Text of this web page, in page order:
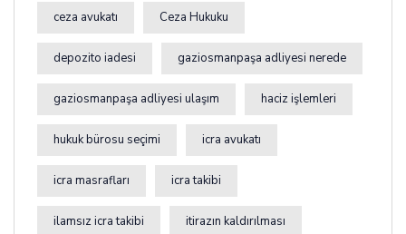
ceza avukatı Ceza Hukuku
depozito iadesi gaziosmanpaşa adliyesi nerede
gaziosmanpaşa adliyesi ulaşım haciz işlemleri
hukuk bürosu seçimi icra avukatı
icra masrafları icra takibi
ilamsız icra takibi itirazın kaldırılması